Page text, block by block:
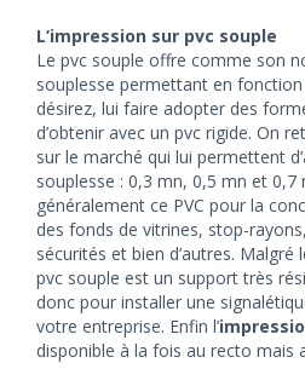
L’impression sur pvc souple
Le pvc souple offre comme son
souplesse permettant en
désirez, lui faire adopter des
d’obtenir avec un pvc rigide. On
sur le marché qui lui permettent
souplesse : 0,3 mn, 0,5 mn et 0,7
généralement ce PVC pour la
des fonds de vitrines, stop-
sécurités et bien d’autres. Malgré
pvc souple est un support très
donc pour installer une
votre entreprise. Enfin l’
disponible à la fois au recto mais